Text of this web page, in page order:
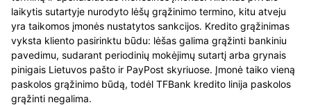
laikytis sutartyje nurodyto lėšų grąžinimo termino, kitu atveju
yra taikomos įmonės nustatytos sankcijos. Kredito grąžinimas
vyksta kliento pasirinktu būdu: lėšas galima grąžinti bankiniu
pavedimu, sudarant periodinių mokėjimų sutartį arba grynais
pinigais Lietuvos pašto ir PayPost skyriuose. Įmonė taiko vieną
paskolos grąžinimo būdą, todėl TFBank kredito linija paskolos
grąžinti negalima.